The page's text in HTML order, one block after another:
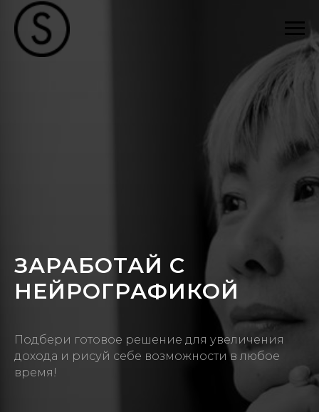
ЗАРАБОТАЙ С
НЕЙРОГРАФИКОЙ
Подбери готовое решение для увеличения
дохода и рисуй себе возможности в любое
время!